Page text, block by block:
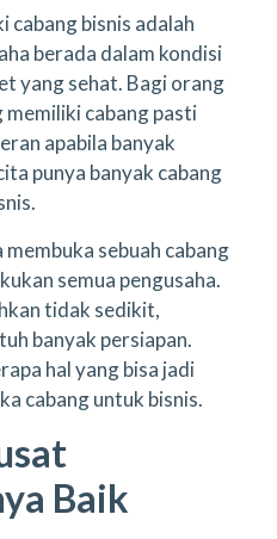
cabang bisnis adalah
berada dalam kondisi
yang sehat. Bagi orang
memiliki cabang pasti
apabila banyak
punya banyak cabang
sebuah cabang
semua pengusaha.
tidak sedikit,
banyak persiapan.
hal yang bisa jadi
cabang untuk bisnis.
Baik